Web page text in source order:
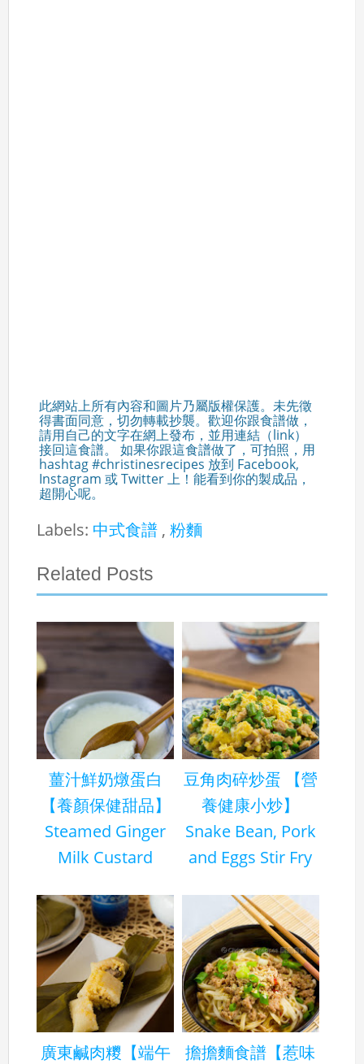
此網站上所有內容和圖片乃屬版權保護。未先徵
得書面同意，切勿轉載抄襲。歡迎你跟食譜做，
請用自己的文字在網上發布，並用連結（link）
接回這食譜。 如果你跟這食譜做了，可拍照，用
hashtag #christinesrecipes 放到 Facebook,
Instagram 或 Twitter 上！能看到你的製成品，
超開心呢。
Labels: 中式食譜 ,粉麵
Related Posts
薑汁鮮奶燉蛋白
【養顏保健甜品】
Steamed Ginger
Milk Custard
豆角肉碎炒蛋 【營
養健康小炒】
Snake Bean, Pork
and Eggs Stir Fry
廣東鹹肉糭【端午
擔擔麵食譜【惹味